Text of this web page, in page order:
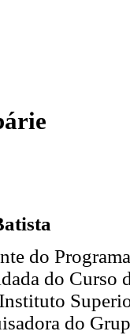
do
do Curso
do